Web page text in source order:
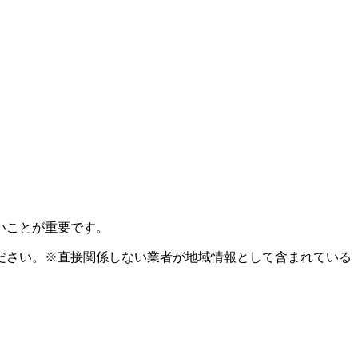
とが重要です。
い。※直接関係しない業者が地域情報として含まれている